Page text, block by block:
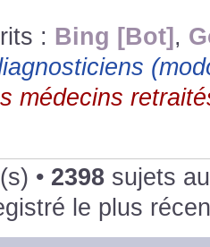
!
supprimés. Depuis
House, HD1 et
je suis pas sur
l'on m'aide à trouver un
arrêt cardiaque mais
: Bing [Bot] ,
médecins
• 2398 sujets
le plus